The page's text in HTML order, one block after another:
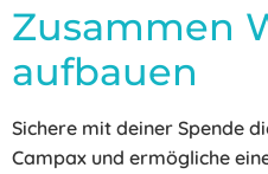
Zusammen
aufbauen
Sichere mit deiner Spende
Campax und ermögliche